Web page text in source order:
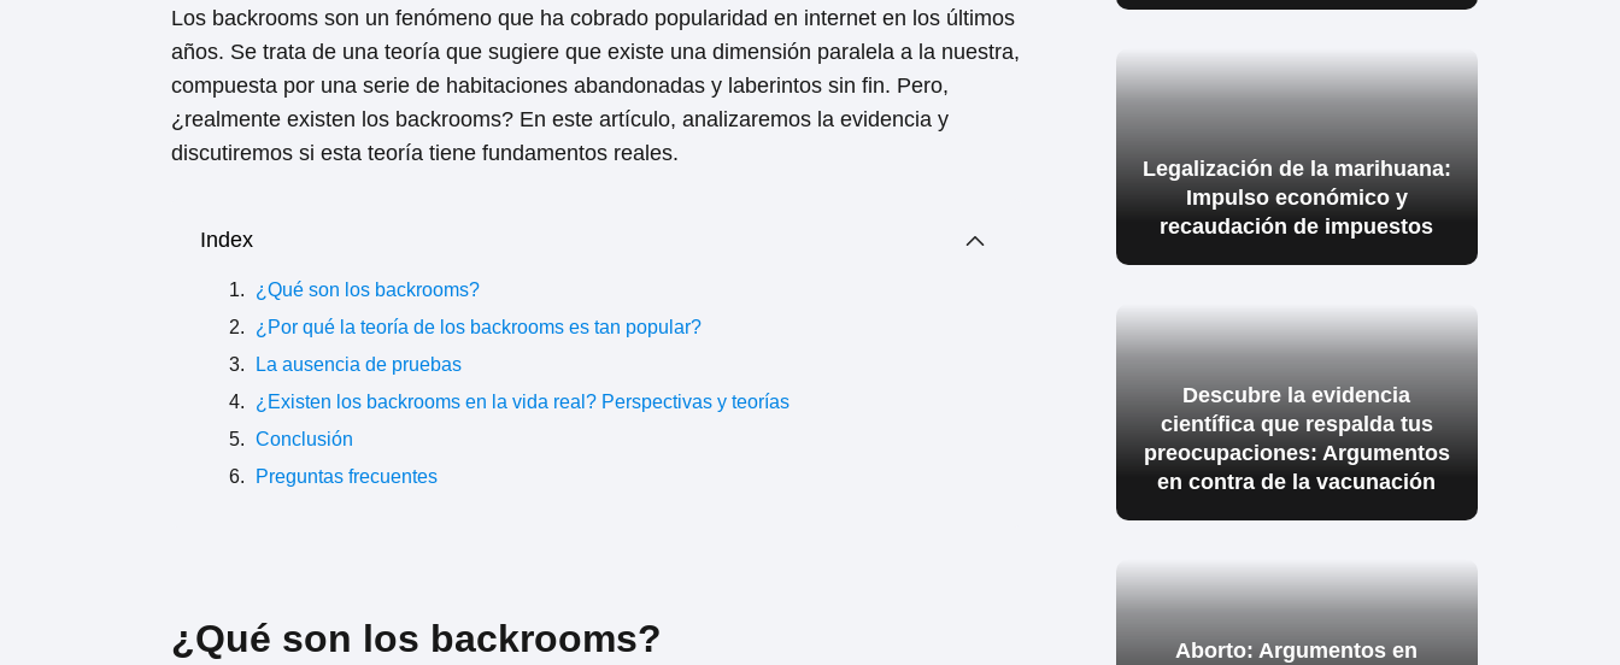
Los backrooms son un fenómeno que ha cobrado popularidad en internet en los últimos
años. Se trata de una teoría que sugiere que existe una dimensión paralela a la nuestra,
compuesta por una serie de habitaciones abandonadas y laberintos sin fin. Pero,
¿realmente existen los backrooms? En este artículo, analizaremos la evidencia y
discutiremos si esta teoría tiene fundamentos reales.
Index
¿Qué son los backrooms?
¿Por qué la teoría de los backrooms es tan popular?
La ausencia de pruebas
¿Existen los backrooms en la vida real? Perspectivas y teorías
Conclusión
Preguntas frecuentes
¿Qué son los backrooms?
Legalización de la marihuana:
Impulso económico y
recaudación de impuestos
Descubre la evidencia
científica que respalda tus
preocupaciones: Argumentos
en contra de la vacunación
Aborto: Argumentos en